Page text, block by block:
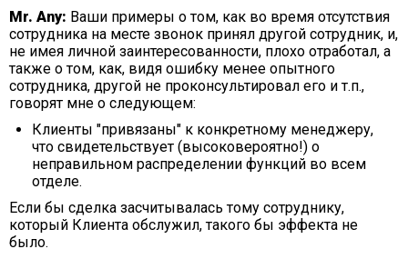
Mr. Any: Ваши примеры о том, как во время отсутствия
сотрудника на месте звонок принял другой сотрудник, и,
не имея личной заинтересованности, плохо отработал, а
также о том, как, видя ошибку менее опытного
сотрудника, другой не проконсультировал его и т.п.,
говорят мне о следующем:
Клиенты "привязаны" к конкретному менеджеру,
что свидетельствует (высоковероятно!) о
неправильном распределении функций во всем
отделе.
Если бы сделка засчитывалась тому сотруднику,
который Клиента обслужил, такого бы эффекта не
было.